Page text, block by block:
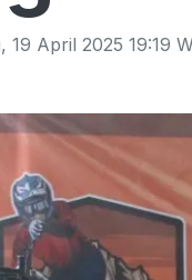
, 19 April 2025 19:19